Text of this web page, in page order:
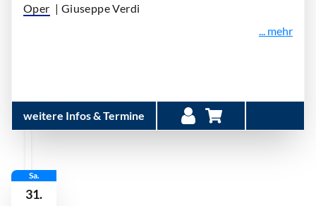
Oper | Giuseppe Verdi
... mehr
weitere Infos & Termine
Sa.
31.